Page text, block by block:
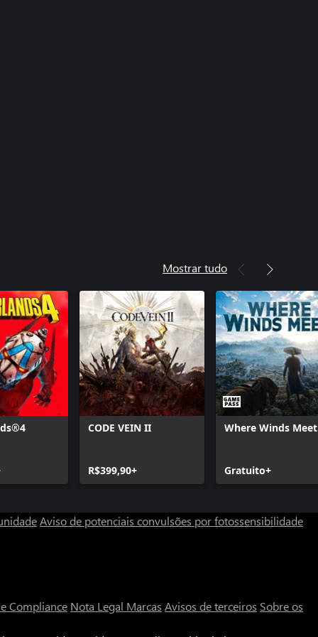
Mostrar tudo
CODE VEIN II
R$399,90+
Where Winds Meet
Gratuito+
Aviso de potenciais convulsões por fotossensibilidade
Compliance Nota Legal Marcas Avisos de terceiros Sobre os